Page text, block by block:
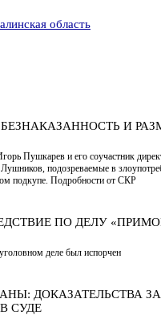
область
И
Пушкарев и его соучастник
подозреваемые в
подкупе. Подробности от СКР
ПО ДЕЛУ
деле был испорчен
ДОКАЗАТЕЛЬСТВА
СУДЕ